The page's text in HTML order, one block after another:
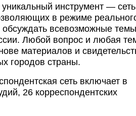
инструмент — сеть
в режиме
всевозможные
Любой вопрос и любая
материалов и
городов страны.
сеть включает в
26 корреспондентских